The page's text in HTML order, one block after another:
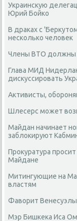
Украинскую
Юрий Бойко
В драках с
несколько человек
Члены ВТО должны
Глава МИД
дискуссировать
Активисты,
Шлесерс может
Майдан начинает
заблокируют
Прокуратура
Майдане
Митингующие на
властям
Фаворит
Мэр Бишкека Иса